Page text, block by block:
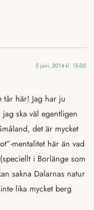
5 juni, 2014 kl. 15:00
tår här! Jag har ju
ska väl egentligen
det är mycket
mentalitet här än vad
i Borlänge som
sakna Dalarnas natur
lika mycket berg